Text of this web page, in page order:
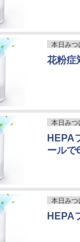
本日みつ
花粉症
本日みつ
HEPA
ールで
本日みつ
HEPA